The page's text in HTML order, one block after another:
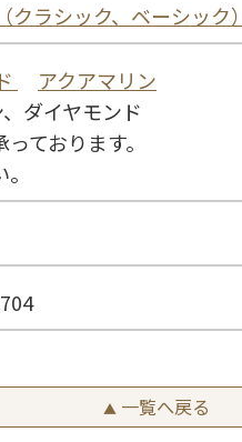
クラシック、ベーシック）
アクアマリン
ダイヤモンド
ております。
▲ 一覧へ戻る